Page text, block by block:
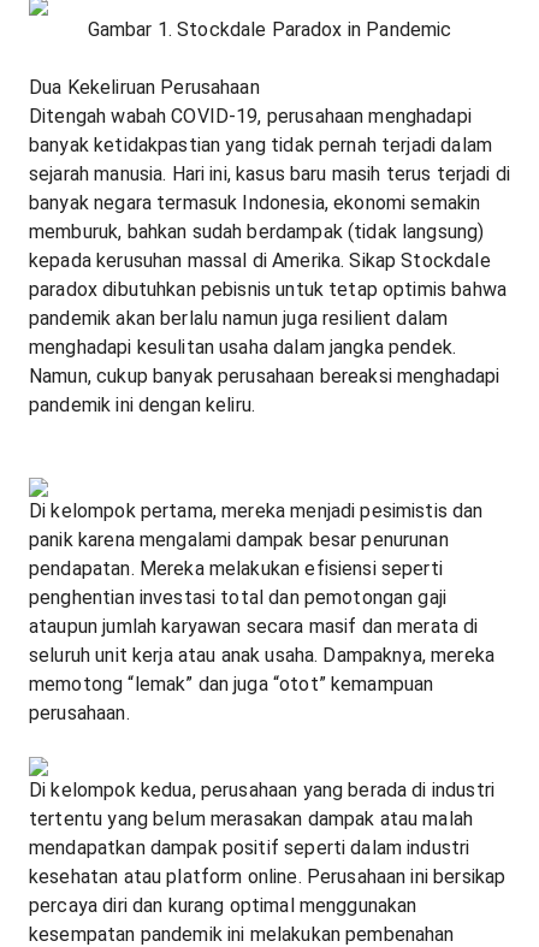
Gambar 1. Stockdale Paradox in Pandemic
Dua Kekeliruan Perusahaan
Ditengah wabah COVID-19, perusahaan menghadapi
banyak ketidakpastian yang tidak pernah terjadi dalam
sejarah manusia. Hari ini, kasus baru masih terus terjadi di
banyak negara termasuk Indonesia, ekonomi semakin
memburuk, bahkan sudah berdampak (tidak langsung)
kepada kerusuhan massal di Amerika. Sikap Stockdale
paradox dibutuhkan pebisnis untuk tetap optimis bahwa
pandemik akan berlalu namun juga resilient dalam
menghadapi kesulitan usaha dalam jangka pendek.
Namun, cukup banyak perusahaan bereaksi menghadapi
pandemik ini dengan keliru.
Di kelompok pertama, mereka menjadi pesimistis dan
panik karena mengalami dampak besar penurunan
pendapatan. Mereka melakukan efisiensi seperti
penghentian investasi total dan pemotongan gaji
ataupun jumlah karyawan secara masif dan merata di
seluruh unit kerja atau anak usaha. Dampaknya, mereka
memotong “lemak” dan juga “otot” kemampuan
perusahaan.
Di kelompok kedua, perusahaan yang berada di industri
tertentu yang belum merasakan dampak atau malah
mendapatkan dampak positif seperti dalam industri
kesehatan atau platform online. Perusahaan ini bersikap
percaya diri dan kurang optimal menggunakan
kesempatan pandemik ini melakukan pembenahan